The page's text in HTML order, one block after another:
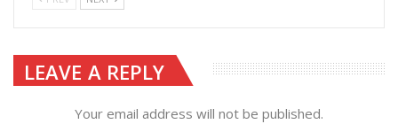
LEAVE A REPLY
Your email address will not be published.